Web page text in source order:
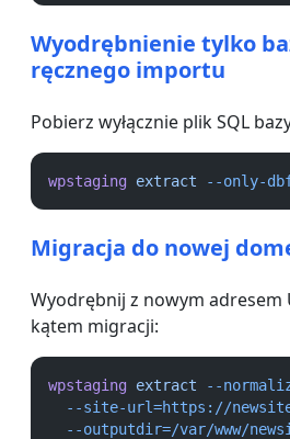
Wyodrębnienie tylko
ręcznego importu
Pobierz wyłącznie plik SQL
wpstaging extract --only-
Migracja do nowej
Wyodrębnij z nowym adresem
kątem migracji:
wpstaging extract --
--site-url=https://
--outputdir=/var/www/